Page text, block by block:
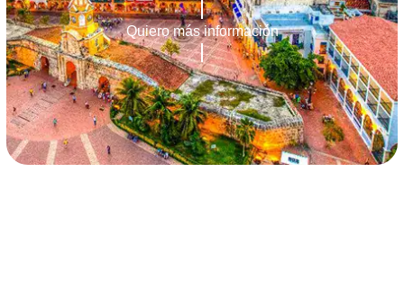
Quiero más información